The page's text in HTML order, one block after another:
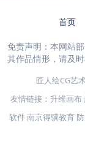
首页
免责声明：本网站
其作品情形，请及时
匠人绘CG艺
友情链接： 升维画布
软件南京得骥教育